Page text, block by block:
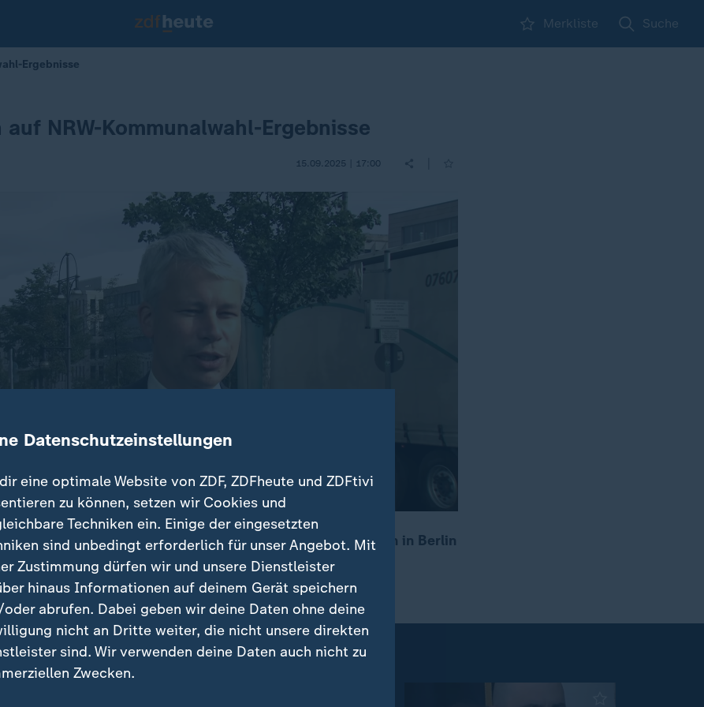
Merkliste Suche
Ergebnisse
auf NRW-Kommunalwahl-Ergebnisse
15.09.2025 | 17:00
Kommunalwahlen in NRW stärkste Kraft geworden. Auch in Berlin
mit einem blauen Auge davongekommen zu sein.
Datenschutzeinstellungen
eine optimale Website von ZDF, ZDFheute und ZDFtivi
zu können, setzen wir Cookies und
Techniken ein. Einige der eingesetzten
sind unbedingt erforderlich für unser Angebot. Mit
Zustimmung dürfen wir und unsere Dienstleister
hinaus Informationen auf deinem Gerät speichern
abrufen. Dabei geben wir deine Daten ohne deine
nicht an Dritte weiter, die nicht unsere direkten
sind. Wir verwenden deine Daten auch nicht zu
Zwecken.